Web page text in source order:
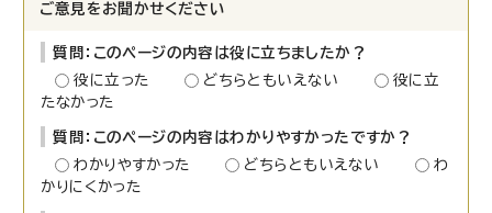
ご意見をお聞かせください
質問：このページの内容は役に立ちましたか？
役に立った
どちらともいえない
役に立
たなかった
質問：このページの内容はわかりやすかったですか？
わかりやすかった
どちらともいえない
わ
かりにくかった